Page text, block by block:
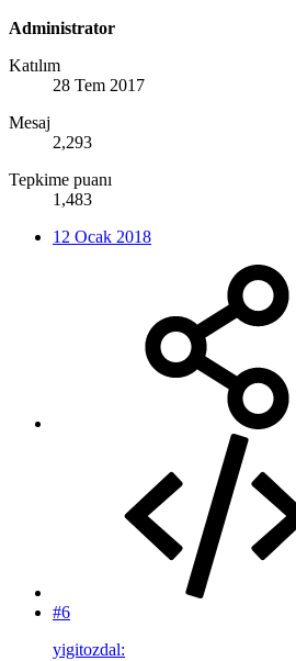
Administrator
Katılım
28 Tem 2017
Mesaj
2,293
Tepkime puanı
1,483
12 Ocak 2018
#6
yigitozdal: